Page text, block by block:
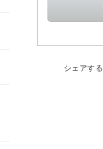
シェアする